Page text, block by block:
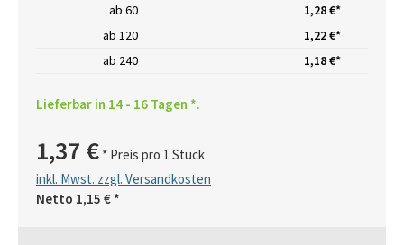
ab 60
1,28 €*
ab 120
1,22 €*
ab 240 1,18 €*
Lieferbar in 14 - 16 Tagen *.
1,37 € * Preis pro 1 Stück
inkl. Mwst. zzgl. Versandkosten
Netto 1,15 € *